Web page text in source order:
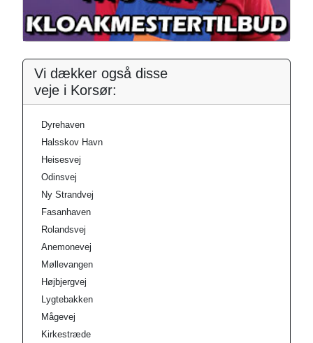
Vi dækker også disse
veje i Korsør:
Dyrehaven
Halsskov Havn
Heisesvej
Odinsvej
Ny Strandvej
Fasanhaven
Rolandsvej
Anemonevej
Møllevangen
Højbjergvej
Lygtebakken
Mågevej
Kirkestræde